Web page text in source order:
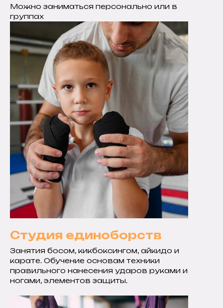
Можно заниматься персонально или в
группах
Студия единоборств
Занятия босом, кикбоксингом, айкидо и
карате. Обучение основам техники
правильного нанесения ударов руками и
ногами, элементов защиты.